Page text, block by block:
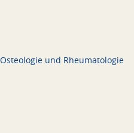
und Rheumatologie